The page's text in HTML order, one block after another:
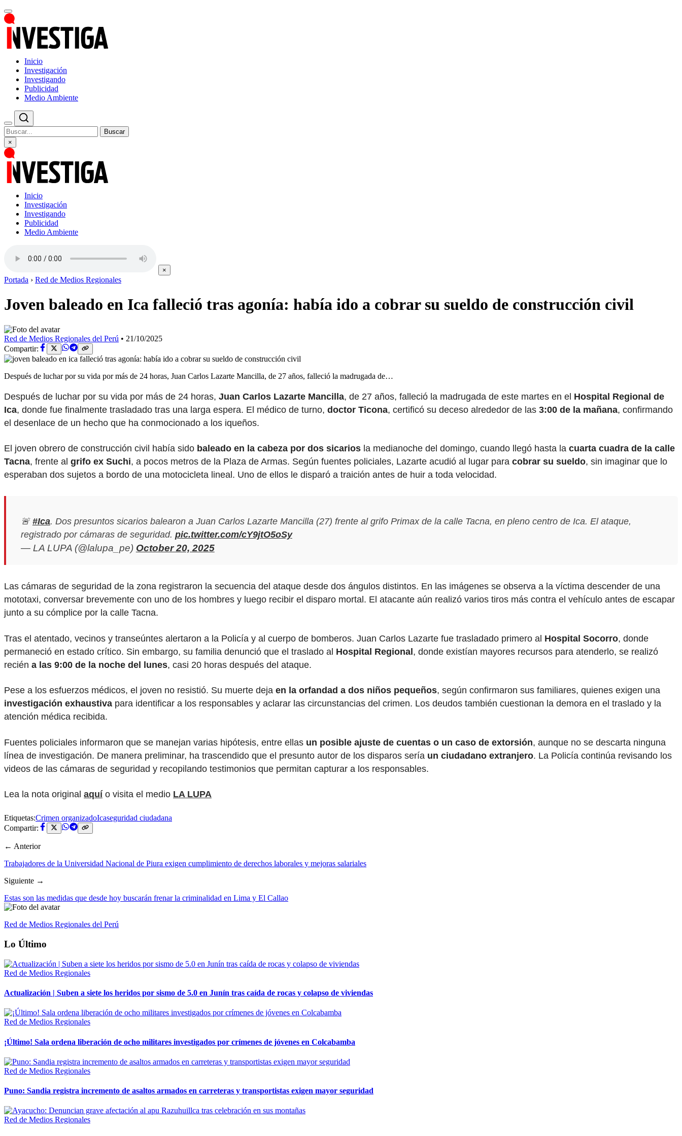
Inicio
Investigación
Investigando
Publicidad
Medio Ambiente
Buscar
×
Inicio
Investigación
Investigando
Publicidad
Medio Ambiente
×
Portada › Red de Medios Regionales
Joven baleado en Ica falleció tras agonía: había ido a cobrar su sueldo de construcción civil
Red de Medios Regionales del Perú • 21/10/2025
Compartir:
Después de luchar por su vida por más de 24 horas, Juan Carlos Lazarte Mancilla, de 27 años, falleció la madrugada de…
Después de luchar por su vida por más de 24 horas, Juan Carlos Lazarte Mancilla, de 27 años, falleció la madrugada de este martes en el Hospital Regional de
Ica, donde fue finalmente trasladado tras una larga espera. El médico de turno, doctor Ticona, certificó su deceso alrededor de las 3:00 de la mañana, confirmando
el desenlace de un hecho que ha conmocionado a los iqueños.
El joven obrero de construcción civil había sido baleado en la cabeza por dos sicarios la medianoche del domingo, cuando llegó hasta la cuarta cuadra de la calle
Tacna, frente al grifo ex Suchi, a pocos metros de la Plaza de Armas. Según fuentes policiales, Lazarte acudió al lugar para cobrar su sueldo, sin imaginar que lo
esperaban dos sujetos a bordo de una motocicleta lineal. Uno de ellos le disparó a traición antes de huir a toda velocidad.
🚨 #Ica. Dos presuntos sicarios balearon a Juan Carlos Lazarte Mancilla (27) frente al grifo Primax de la calle Tacna, en pleno centro de Ica. El ataque,
registrado por cámaras de seguridad. pic.twitter.com/cY9jtO5oSy
— LA LUPA (@lalupa_pe) October 20, 2025
Las cámaras de seguridad de la zona registraron la secuencia del ataque desde dos ángulos distintos. En las imágenes se observa a la víctima descender de una
mototaxi, conversar brevemente con uno de los hombres y luego recibir el disparo mortal. El atacante aún realizó varios tiros más contra el vehículo antes de escapar
junto a su cómplice por la calle Tacna.
Tras el atentado, vecinos y transeúntes alertaron a la Policía y al cuerpo de bomberos. Juan Carlos Lazarte fue trasladado primero al Hospital Socorro, donde
permaneció en estado crítico. Sin embargo, su familia denunció que el traslado al Hospital Regional, donde existían mayores recursos para atenderlo, se realizó
recién a las 9:00 de la noche del lunes, casi 20 horas después del ataque.
Pese a los esfuerzos médicos, el joven no resistió. Su muerte deja en la orfandad a dos niños pequeños, según confirmaron sus familiares, quienes exigen una
investigación exhaustiva para identificar a los responsables y aclarar las circunstancias del crimen. Los deudos también cuestionan la demora en el traslado y la
atención médica recibida.
Fuentes policiales informaron que se manejan varias hipótesis, entre ellas un posible ajuste de cuentas o un caso de extorsión, aunque no se descarta ninguna
línea de investigación. De manera preliminar, ha trascendido que el presunto autor de los disparos sería un ciudadano extranjero. La Policía continúa revisando los
videos de las cámaras de seguridad y recopilando testimonios que permitan capturar a los responsables.
Lea la nota original aquí o visita el medio LA LUPA
Etiquetas:Crimen organizadoIcaseguridad ciudadana
Compartir:
← Anterior
Trabajadores de la Universidad Nacional de Piura exigen cumplimiento de derechos laborales y mejoras salariales
Siguiente →
Estas son las medidas que desde hoy buscarán frenar la criminalidad en Lima y El Callao
Red de Medios Regionales del Perú
Lo Último
Red de Medios Regionales
Actualización | Suben a siete los heridos por sismo de 5.0 en Junín tras caída de rocas y colapso de viviendas
Red de Medios Regionales
¡Último! Sala ordena liberación de ocho militares investigados por crímenes de jóvenes en Colcabamba
Red de Medios Regionales
Puno: Sandia registra incremento de asaltos armados en carreteras y transportistas exigen mayor seguridad
Red de Medios Regionales